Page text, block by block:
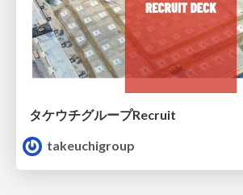
タケウチグループRecruit
takeuchigroup